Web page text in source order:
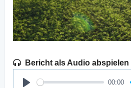
Bericht als Audio abspielen
00:00